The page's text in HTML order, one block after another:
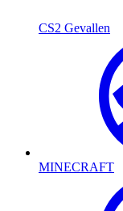
CS2 Gevallen
MINECRAFT